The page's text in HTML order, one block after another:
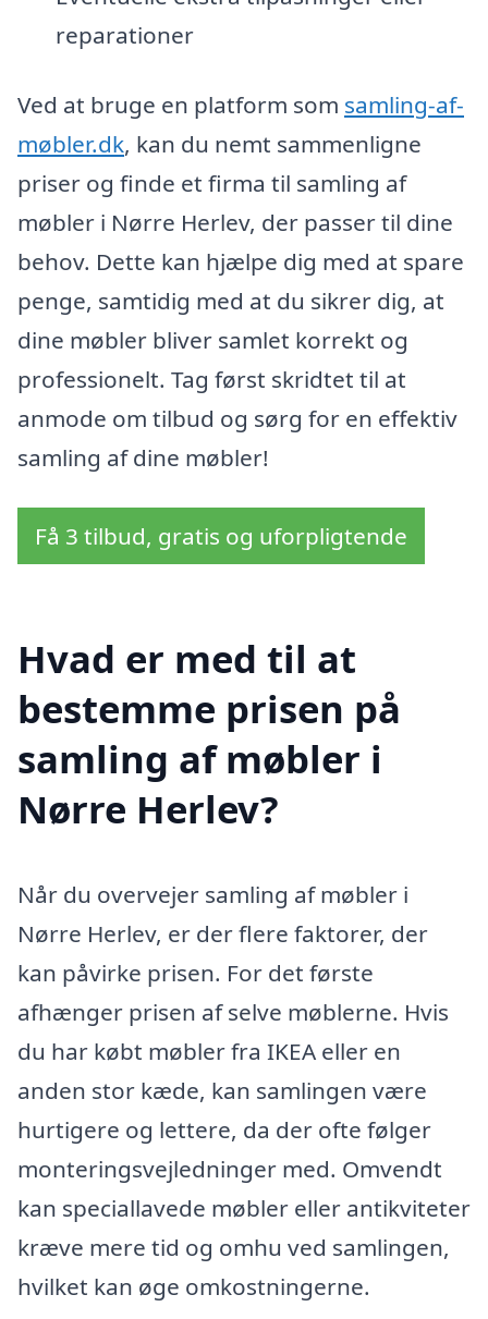
reparationer
Ved at bruge en platform som samling-af-
møbler.dk, kan du nemt sammenligne
priser og finde et firma til samling af
møbler i Nørre Herlev, der passer til dine
behov. Dette kan hjælpe dig med at spare
penge, samtidig med at du sikrer dig, at
dine møbler bliver samlet korrekt og
professionelt. Tag først skridtet til at
anmode om tilbud og sørg for en effektiv
samling af dine møbler!
Få 3 tilbud, gratis og uforpligtende
Hvad er med til at
bestemme prisen på
samling af møbler i
Nørre Herlev?
Når du overvejer samling af møbler i
Nørre Herlev, er der flere faktorer, der
kan påvirke prisen. For det første
afhænger prisen af selve møblerne. Hvis
du har købt møbler fra IKEA eller en
anden stor kæde, kan samlingen være
hurtigere og lettere, da der ofte følger
monteringsvejledninger med. Omvendt
kan speciallavede møbler eller antikviteter
kræve mere tid og omhu ved samlingen,
hvilket kan øge omkostningerne.